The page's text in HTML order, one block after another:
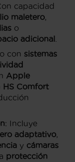
capacidad
maletero
o
adicional
con sistemas
Apple
HS Comfort
: Incluye
adaptativo
y cámaras
protección